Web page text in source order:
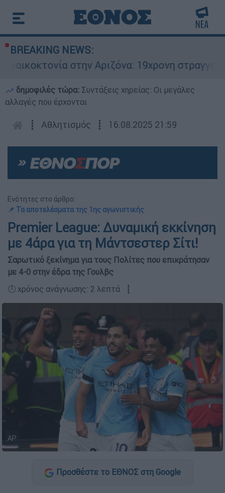
BREAKING NEWS:
στην Αριζόνα: 19χρονη
δημοφιλές τώρα: Συντάξεις χηρείας: Οι μεγάλες
αλλαγές που έρχονται
┋ Αθλητισμός ┋ 16.08.2025 21:59
Ενότητες στο άρθρο:
📌 Τα αποτελέσματα της 1ης αγωνιστικής
Premier League: Δυναμική εκκίνηση
με 4άρα για τη Μάντσεστερ Σίτι!
Σαρωτικό ξεκίνημα για τους Πολίτες που επικράτησαν
με 4-0 στην έδρα της Γουλβς
🕛 χρόνος ανάγνωσης: 2 λεπτά ┋
AP
Προσθέστε το ΕΘΝΟΣ στη Google